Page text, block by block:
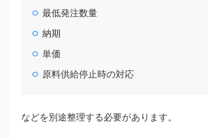
最低発注数量
納期
単価
原料供給停止時の対応
などを別途整理する必要があります。